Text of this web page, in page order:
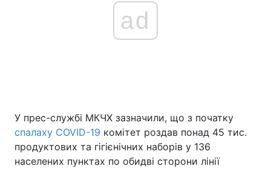
ad
У прес-службі МКЧХ зазначили, що з початку
спалаху COVID-19 комітет роздав понад 45 тис.
продуктових та гігієнічних наборів у 136
населених пунктах по обидві сторони лінії